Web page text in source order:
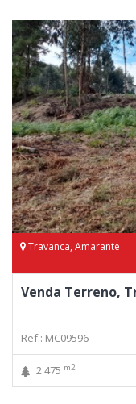
Travanca, Amarante
Venda Terreno,
Ref.: MC09596
2 475 m2